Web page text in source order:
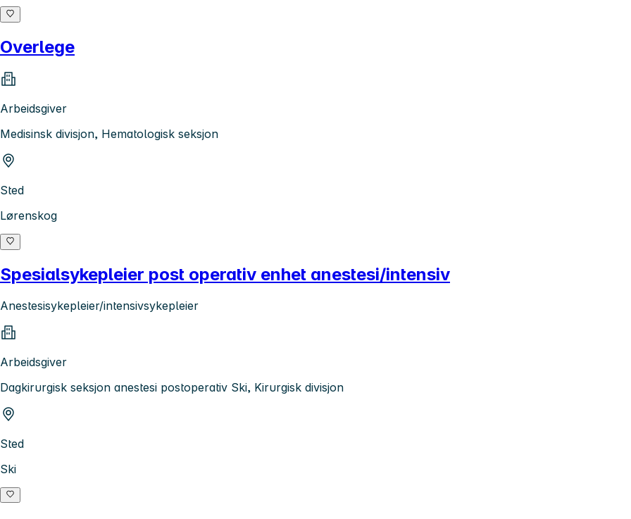
Overlege
Arbeidsgiver
Medisinsk divisjon, Hematologisk seksjon
Sted
Lørenskog
Spesialsykepleier post operativ enhet anestesi/intensiv
Anestesisykepleier/intensivsykepleier
Arbeidsgiver
Dagkirurgisk seksjon anestesi postoperativ Ski, Kirurgisk divisjon
Sted
Ski